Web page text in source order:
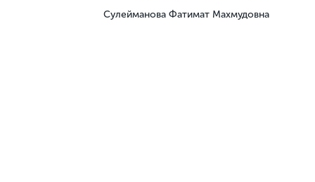
Сулейманова Фатимат Махмудовна